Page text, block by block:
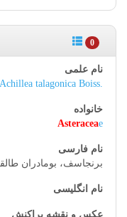
0
Achillea talagonica Boiss.
Asteraceae
برنجاسف، بومادران